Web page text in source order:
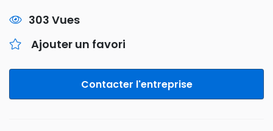
303 Vues
Ajouter un favori
Contacter l'entreprise